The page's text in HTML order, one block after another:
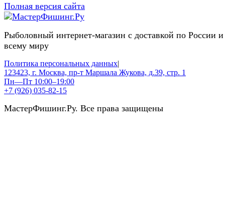
Полная версия сайта
Рыболовный интернет-магазин с доставкой по России и
всему миру
Политика персональных данных|
123423, г. Москва, пр-т Маршала Жукова, д.39, стр. 1
Пн—Пт 10:00–19:00
+7 (926) 035-82-15
МастерФишинг.Ру. Все права защищены